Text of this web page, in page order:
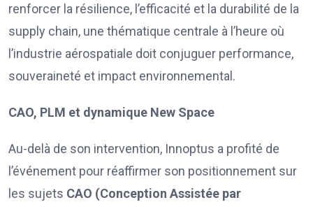
renforcer la résilience, l’efficacité et la durabilité de la
supply chain, une thématique centrale à l’heure où
l’industrie aérospatiale doit conjuguer performance,
souveraineté et impact environnemental.
CAO, PLM et dynamique New Space
Au-delà de son intervention, Innoptus a profité de
l’événement pour réaffirmer son positionnement sur
les sujets CAO (Conception Assistée par